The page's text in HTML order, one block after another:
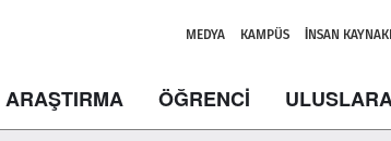
MEDYA KAMPÜS İNSAN
ARAŞTIRMA ÖĞRENCİ